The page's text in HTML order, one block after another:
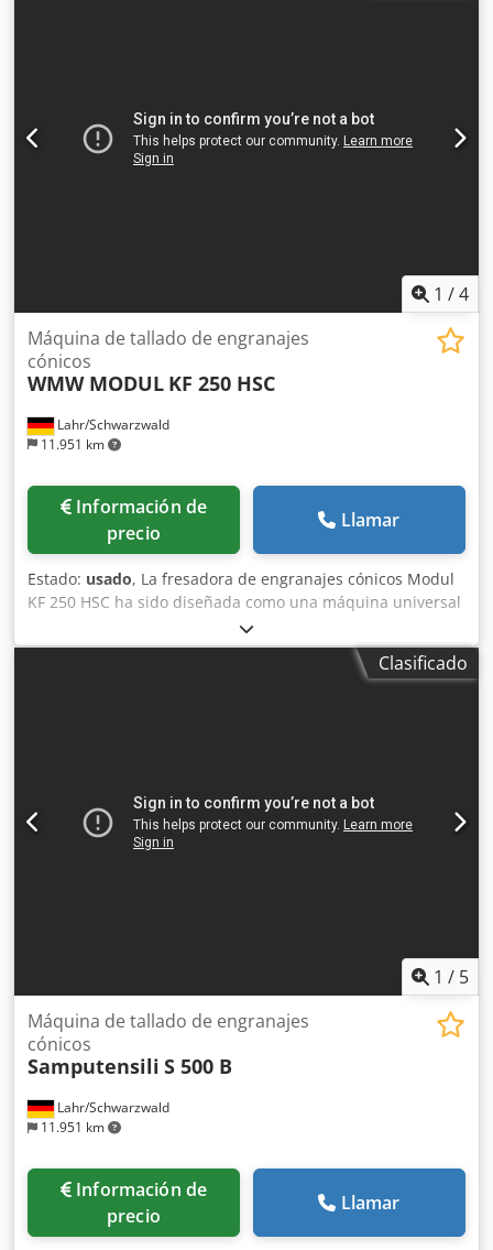
Dispositivo de desbarbado interno Eje en U / Husillo Q
Transportador de virutas Dispositivo de refrigeración Filtro
de aire electrostático ELBARON Sin herramientas Sin
1 /4
Lahr/Schwarzwald
11.951 km
Máquina de tallado de engranajes
cónicos
WMW MODUL KF 250 HSC
Información de
precio
Llamar
Estado: usado, La fresadora de engranajes cónicos Modul
KF 250 HSC ha sido diseñada como una máquina universal
para el mecanizado flexible de engranajes y se utiliza en
fabricantes de tecnologías de engranajes y transmisiones
para el proceso de fresado de engranajes cónicos. Datos
bajo petición, parcialmente modernizada o completamente
reacondicionada (retrofit) con nuevo control CNC (SIEMENS
Clasificado
1 / 5
Lahr/Schwarzwald
11.951 km
Máquina de tallado de engranajes
cónicos
Samputensili S 500 B
Información de
precio
Llamar